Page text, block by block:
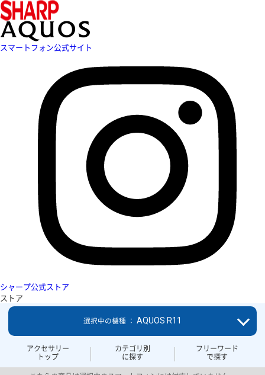
スマートフォン公式サイト
シャープ公式ストア
ストア
アクセサリー
トップ
カテゴリ別
に探す
フリーワード
で探す
選択中の機種 ： AQUOS R11